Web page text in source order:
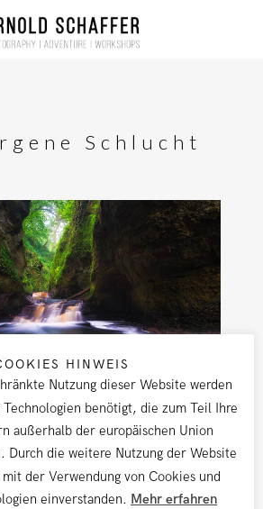
Schlucht
In der Finnich Glen
HINWEIS
Nutzung dieser Website werden
Technologien benötigt, die zum Teil Ihre
außerhalb der europäischen Union
Durch die weitere Nutzung der Website
der Verwendung von Cookies und
einverstanden. Mehr erfahren